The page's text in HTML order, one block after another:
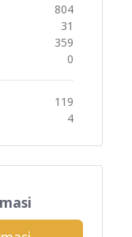
804
31
359
0
119
4